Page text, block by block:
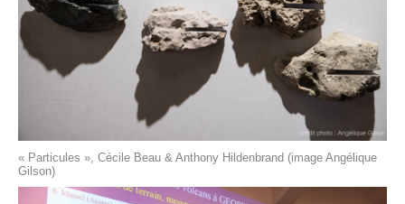
« Particules », Cécile Beau & Anthony Hildenbrand (image Angélique
Gilson)